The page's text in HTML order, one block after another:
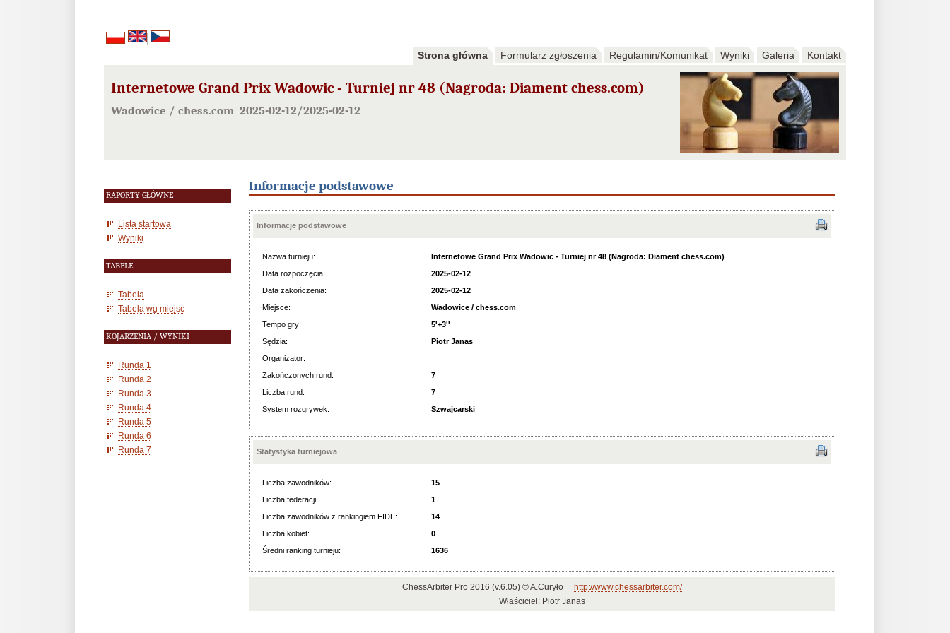
Strona główna Formularz zgłoszenia Regulamin/Komunikat Wyniki Galeria Kontakt
Internetowe Grand Prix Wadowic - Turniej nr 48 (Nagroda: Diament chess.com)
Wadowice / chess.com 2025-02-12/2025-02-12
RAPORTY GŁÓWNE
Lista startowa
Wyniki
TABELE
Tabela
Tabela wg miejsc
KOJARZENIA / WYNIKI
Runda 1
Runda 2
Runda 3
Runda 4
Runda 5
Runda 6
Runda 7
Informacje podstawowe
Informacje podstawowe
Nazwa turnieju:
Internetowe Grand Prix Wadowic - Turniej nr 48 (Nagroda: Diament chess.com)
Data rozpoczęcia:
2025-02-12
Data zakończenia:
2025-02-12
Miejsce:
Wadowice / chess.com
Tempo gry:
5'+3''
Sędzia:
Piotr Janas
Organizator:
Zakończonych rund:
7
Liczba rund:
7
System rozgrywek:
Szwajcarski
Statystyka turniejowa
Liczba zawodników:
15
Liczba federacji:
1
Liczba zawodników z rankingiem FIDE:
14
Liczba kobiet:
0
Średni ranking turnieju:
1636
ChessArbiter Pro 2016 (v.6.05) © A.Curyło
http://www.chessarbiter.com/
Właściciel: Piotr Janas